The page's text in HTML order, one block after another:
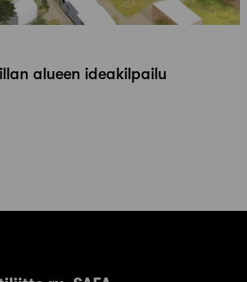
alueen ideakilpailu